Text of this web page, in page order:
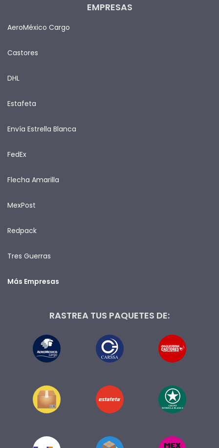
EMPRESAS
AeroMéxico Cargo
Castores
DHL
Estafeta
Envía Estrella Blanca
FedEx
Flecha Amarilla
MexPost
Redpack
Tres Guerras
Más Empresas
RASTREA TUS PAQUETES DE: